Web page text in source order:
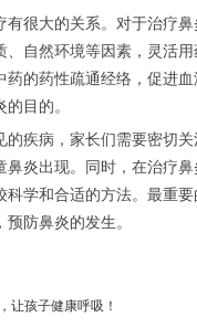
有很大的关系。对于治疗
、自然环境等因素，灵活
药的药性疏通经络，促进
目的。
的疾病，家长们需要密切
鼻炎出现。同时，在治疗
科学和合适的方法。最重
防鼻炎的发生。
让孩子健康呼吸！